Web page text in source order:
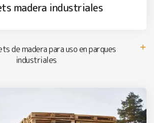
madera industriales
de madera para uso en parques
industriales